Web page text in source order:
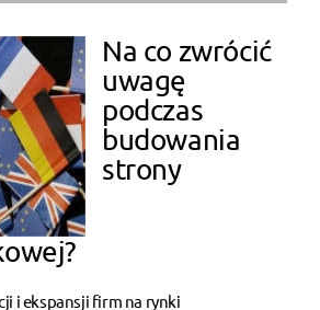
Na co zwrócić
uwagę
podczas
budowania
strony
i ekspansji firm na rynki